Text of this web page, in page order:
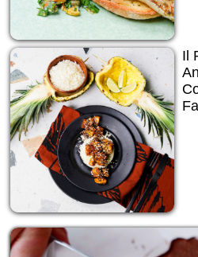
Il